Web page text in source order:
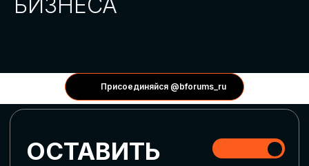
Присоединяйся @bforums_ru
ГЛОБАЛЬНАЯ
ЦИФРОВИЗАЦИЯ
актуальных трендов глобальной цифровой
трансформации. Узнаем о новых подходах